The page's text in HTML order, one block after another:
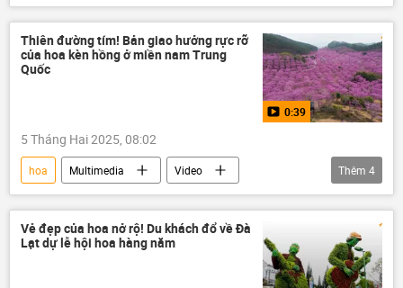
Trung Quốc
công viên
Thế giới
trái cây
Thiên đường tím! Bản giao hưởng rực rỡ
của hoa kèn hồng ở miền nam Trung
Quốc
0:39
5 Tháng Hai 2025, 08:02
hoa Multimedia
Video
Trung Quốc
thiên nhiên
du khách
Thế giới
Thêm 4
Vẻ đẹp của hoa nở rộ! Du khách đổ về Đà
Lạt dự lễ hội hoa hàng năm